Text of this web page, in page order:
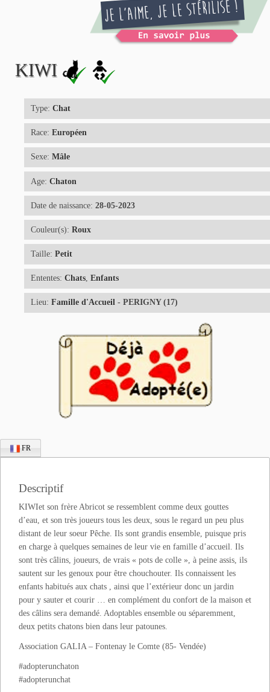
KIWI
Type:Chat
Race:Européen
Sexe:Mâle
Age:Chaton
Date de naissance: 28-05-2023
Couleur(s):Roux
Taille:Petit
Ententes:Chats,Enfants
Lieu: Famille d'Accueil - PERIGNY (17)
FR
Descriptif
KIWIet son frère Abricot se ressemblent comme deux gouttes
d’eau, et son très joueurs tous les deux, sous le regard un peu plus
distant de leur soeur Pêche. Ils sont grandis ensemble, puisque pris
en charge à quelques semaines de leur vie en famille d’accueil. Ils
sont très câlins, joueurs, de vrais « pots de colle », à peine assis, ils
sautent sur les genoux pour être chouchouter. Ils connaissent les
enfants habitués aux chats , ainsi que l’extérieur donc un jardin
pour y sauter et courir … en complément du confort de la maison et
des câlins sera demandé. Adoptables ensemble ou séparemment,
deux petits chatons bien dans leur patounes.
Association GALIA – Fontenay le Comte (85- Vendée)
#adopterunchaton
#adopterunchat